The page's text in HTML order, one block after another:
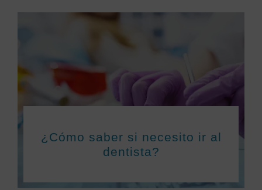
¿Cómo saber si necesito ir al
dentista?